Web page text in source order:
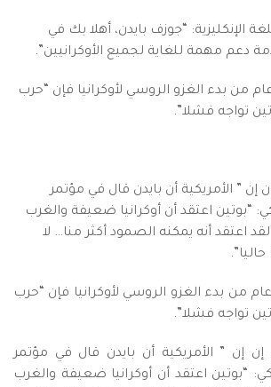
الإنكليزية: “جوزف بايدن، أهلا بك في
دعم مهمة للغاية لجميع الأوكرانيين”.
من بدء الغزو الروسي لأوكرانيا فإن “حرب
تواجه فشلا”.
” الأمريكية أن بايدن قال في مؤتمر
“بوتين اعتقد أن أوكرانيا ضعيفة والغرب
اعتقد أنه يمكنه الصمود أكثر منا… لا
من بدء الغزو الروسي لأوكرانيا فإن “حرب
تواجه فشلا”.
إن ” الأمريكية أن بايدن قال في مؤتمر
“بوتين اعتقد أن أوكرانيا ضعيفة والغرب